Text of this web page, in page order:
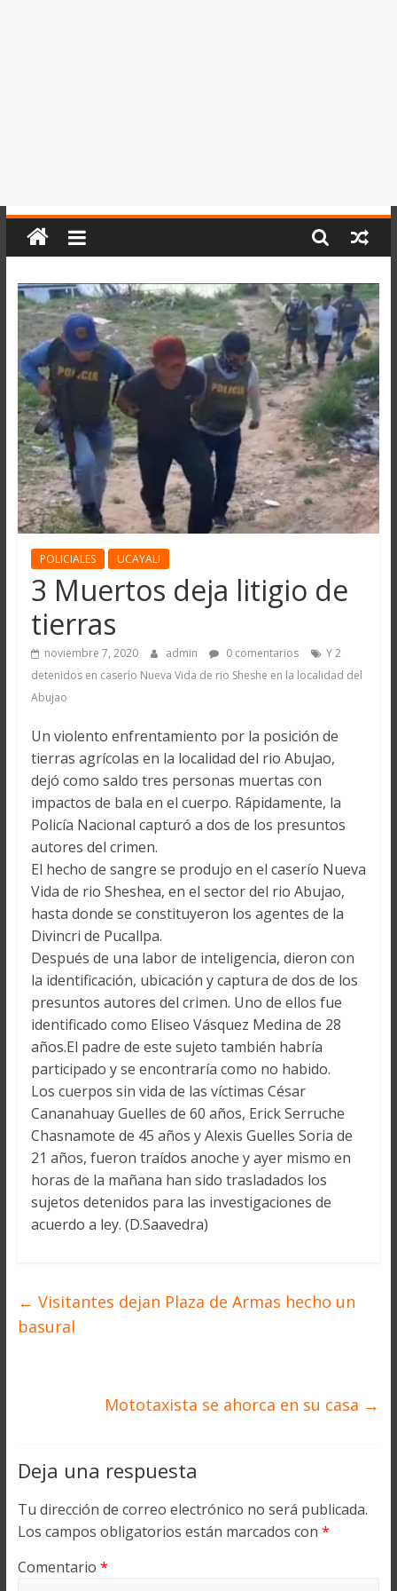
POLICIALES UCAYALI
3 Muertos deja litigio de
tierras
noviembre 7, 2020 admin 0 comentarios
Y 2
detenidos en caserío Nueva Vida de rio Sheshe en la localidad del
Abujao
Un violento enfrentamiento por la posición de
tierras agrícolas en la localidad del rio Abujao,
dejó como saldo tres personas muertas con
impactos de bala en el cuerpo. Rápidamente, la
Policía Nacional capturó a dos de los presuntos
autores del crimen.
El hecho de sangre se produjo en el caserío Nueva
Vida de rio Sheshea, en el sector del rio Abujao,
hasta donde se constituyeron los agentes de la
Divincri de Pucallpa.
Después de una labor de inteligencia, dieron con
la identificación, ubicación y captura de dos de los
presuntos autores del crimen. Uno de ellos fue
identificado como Eliseo Vásquez Medina de 28
años.El padre de este sujeto también habría
participado y se encontraría como no habido.
Los cuerpos sin vida de las víctimas César
Cananahuay Guelles de 60 años, Erick Serruche
Chasnamote de 45 años y Alexis Guelles Soria de
21 años, fueron traídos anoche y ayer mismo en
horas de la mañana han sido trasladados los
sujetos detenidos para las investigaciones de
acuerdo a ley. (D.Saavedra)
← Visitantes dejan Plaza de Armas hecho un
basural
Mototaxista se ahorca en su casa →
Deja una respuesta
Tu dirección de correo electrónico no será publicada.
Los campos obligatorios están marcados con *
Comentario *